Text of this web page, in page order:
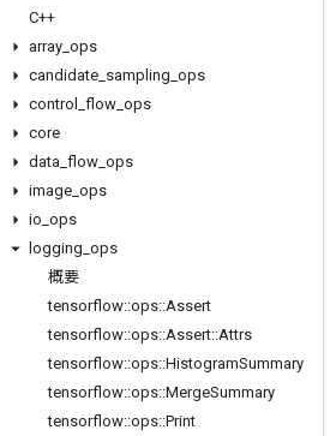
C++
array ops
candidate sampling ops
control
flow ops
core
data flow ops
image ops
io ops
logging ops
概要
tensorflow::ops::Assert
tensorflow::ops::Assert::Attrs
tensorflow::ops::HistogramSummary
tensorflow::ops::MergeSummary
tensorflow::ops::Print